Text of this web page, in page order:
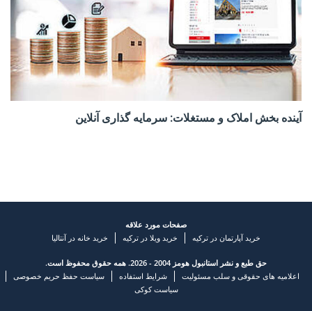
آینده بخش املاک و مستغلات: سرمایه گذاری آنلاین
صفحات مورد علاقه
خرید آپارتمان در ترکیه
خرید ویلا در ترکیه خرید خانه در آنتالیا
حق طبع و نشر استانبول هومز 2004 - 2026. همه حقوق محفوظ است.
اعلامیه های حقوقی و سلب مسئولیت
شرایط استفاده
سیاست حفظ حریم خصوصی
سیاست کوکی